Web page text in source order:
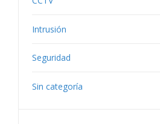
Intrusión
Seguridad
Sin categoría